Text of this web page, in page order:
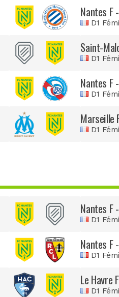
Nantes F
D1
Saint-
D1
Nantes F
D1
Marseille
D1
Nantes F
D1
Nantes F
D1
Le Havre
D1